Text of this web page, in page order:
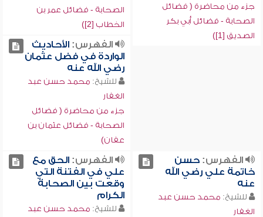
جزء من محاضرة ( فضائل
الصحابة - فضائل أبي بكر
الصديق [1])
الصحابة - فضائل عمر بن
الخطاب [2])
الفهرس:الأحاديث
الواردة في فضل عثمان
رضي الله عنه
للشيخ: محمد حسن عبد
الغفار
جزء من محاضرة ( فضائل
الصحابة - فضائل عثمان بن
عفان)
الفهرس:حسن
خاتمة علي رضي الله
عنه
للشيخ: محمد حسن عبد
الغفار
الفهرس:الحق مع
علي في الفتنة التي
وقعت بين الصحابة
الكرام
للشيخ: محمد حسن عبد